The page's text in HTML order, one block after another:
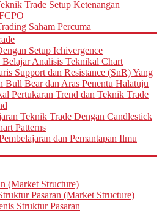
Trade Setup Ketenangan
Saham Percuma
Setup Ichivergence
Analisis Teknikal Chart
Support dan Resistance (SnR) Yang
Bull Bear dan Aras Penentu Halatuju
Pertukaran Trend dan Teknik Trade
Teknik Trade Dengan Candlestick
Patterns
dan Pemantapan Ilmu
(Market Structure)
Pasaran (Market Structure)
Struktur Pasaran